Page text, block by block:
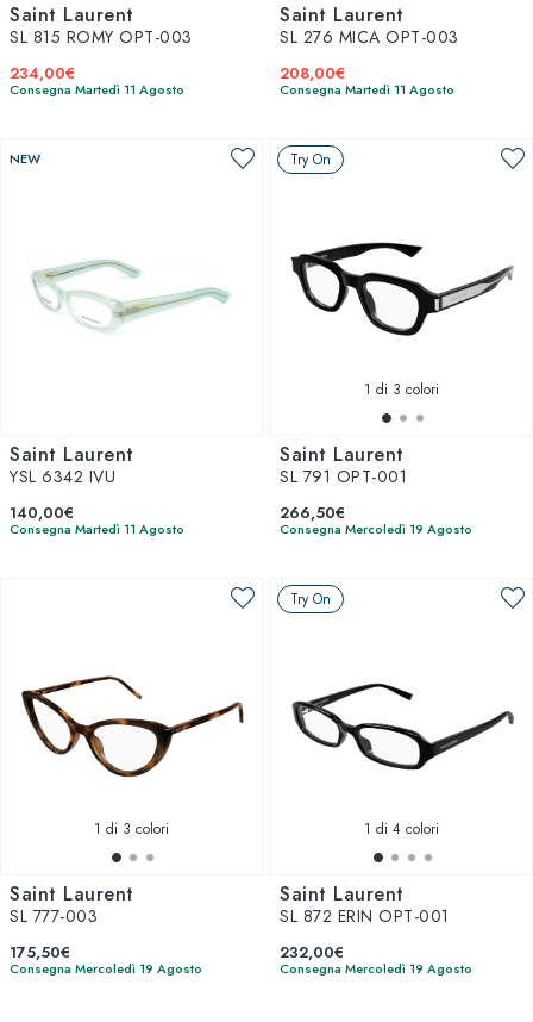
Saint Laurent
SL 815 ROMY OPT-003
234,00€
Consegna Martedì 11 Agosto
Saint Laurent
SL 276 MICA OPT-003
208,00€
Consegna Martedì 11 Agosto
NEW
Saint Laurent
YSL 6342 IVU
140,00€
Consegna Martedì 11 Agosto
Try On
1 di 3 colori
Saint Laurent
SL 791 OPT-001
266,50€
Consegna Mercoledì 19 Agosto
1 di 3 colori
Saint Laurent
SL 777-003
175,50€
Consegna Mercoledì 19 Agosto
Try On
1 di 4 colori
Saint Laurent
SL 872 ERIN OPT-001
232,00€
Consegna Mercoledì 19 Agosto